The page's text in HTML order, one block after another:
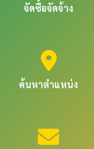
จัดซื้อจัดจ้าง
ค้นหาตำแหน่ง